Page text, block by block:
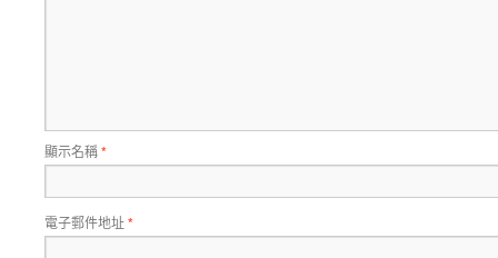
顯示名稱*
電子郵件地址*